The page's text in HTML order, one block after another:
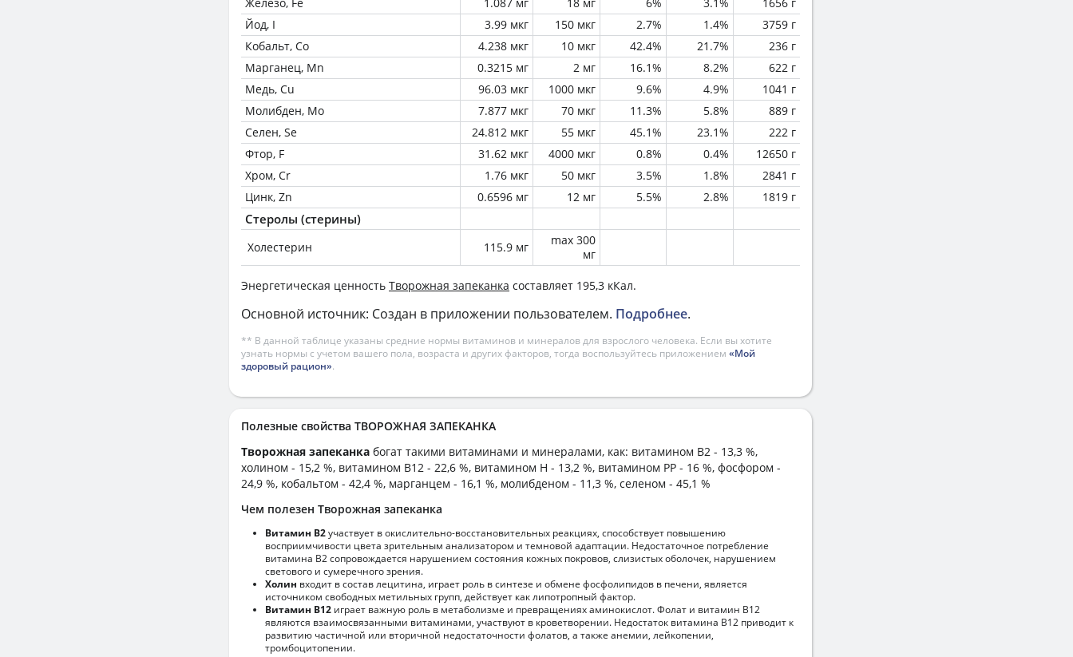
Йод, I
3.99 мкг 150 мкг 2.7% 1.4%
3759 г
Кобальт, Co
4.238 мкг 10 мкг 42.4% 21.7%
236 г
Марганец, Mn
0.3215 мг 2 мг 16.1% 8.2%
622 г
Медь, Cu
96.03 мкг 1000 мкг 9.6% 4.9%
1041 г
Молибден, Mo
7.877 мкг 70 мкг 11.3% 5.8%
889 г
Селен, Se
24.812 мкг 55 мкг 45.1% 23.1%
222 г
Фтор, F
31.62 мкг 4000 мкг 0.8% 0.4%
12650 г
Хром, Cr
1.76 мкг 50 мкг 3.5% 1.8%
2841 г
Цинк, Zn
0.6596 мг 12 мг 5.5% 2.8% 1819 г
Стеролы (стерины)
Холестерин 115.9 мг
max 300
мг
Энергетическая ценность Творожная запеканка составляет 195,3 кКал.
Основной источник: Создан в приложении пользователем. Подробнее.
** В данной таблице указаны средние нормы витаминов и минералов для взрослого человека. Если вы хотите
узнать нормы с учетом вашего пола, возраста и других факторов, тогда воспользуйтесь приложением «Мой
здоровый рацион».
Полезные свойства ТВОРОЖНАЯ ЗАПЕКАНКА
Творожная запеканка богат такими витаминами и минералами, как: витамином B2 - 13,3 %,
холином - 15,2 %, витамином B12 - 22,6 %, витамином H - 13,2 %, витамином PP - 16 %, фосфором -
24,9 %, кобальтом - 42,4 %, марганцем - 16,1 %, молибденом - 11,3 %, селеном - 45,1 %
Чем полезен Творожная запеканка
Витамин В2участвует в окислительно-восстановительных реакциях, способствует повышению
восприимчивости цвета зрительным анализатором и темновой адаптации. Недостаточное потребление
витамина В2 сопровождается нарушением состояния кожных покровов, слизистых оболочек, нарушением
светового и сумеречного зрения.
Холин входит в состав лецитина, играет роль в синтезе и обмене фосфолипидов в печени, является
источником свободных метильных групп, действует как липотропный фактор.
Витамин В12 играет важную роль в метаболизме и превращениях аминокислот. Фолат и витамин В12
являются взаимосвязанными витаминами, участвуют в кроветворении. Недостаток витамина В12 приводит к
развитию частичной или вторичной недостаточности фолатов, а также анемии, лейкопении,
тромбоцитопении.